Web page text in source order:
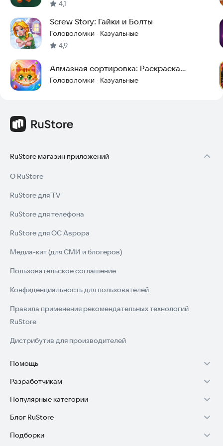
Попробуйте Art of Puzzles прямо сейчас и откройте для себя
мир волшебных головоломок! Установите приложение,
чтобы начать игру.
4,1
Screw Story: Гайки и Болты
Головоломки · Казуальные
4,9
Алмазная сортировка: Раскраска
кристалликами
Головоломки · Казуальные
RuStore магазин приложений
О RuStore
RuStore для TV
RuStore для телефона
RuStore для ОС Аврора
Медиа-кит (для СМИ и блогеров)
Пользовательское соглашение
Конфиденциальность для пользователей
Правила применения рекомендательных технологий
RuStore
Дистрибутив для производителей
Помощь
Установка RuStore на TV
Установка RuStore на телефон
Установка RuStore в машину
Помощь пользователям RuStore
Разработчикам
Зарабатывать с RuStore
Стать разработчиком
Доступ к RuStore Консоль
Популярные категории
Игры для Android
Приложения банков
Блог RuStore
Обзоры игр для Android 2025
Подборки